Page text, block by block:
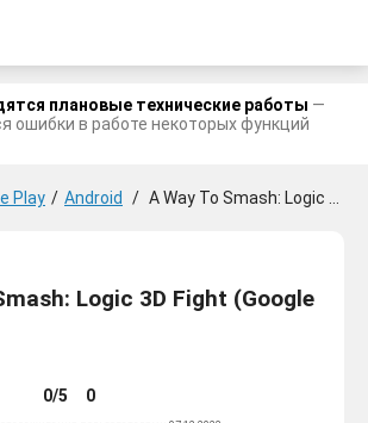
плановые технические работы —
ошибки в работе некоторых функций
Play / Android / A Way To Smash: Logic 3D Fight
Logic 3D Fight (Google
0/5 0